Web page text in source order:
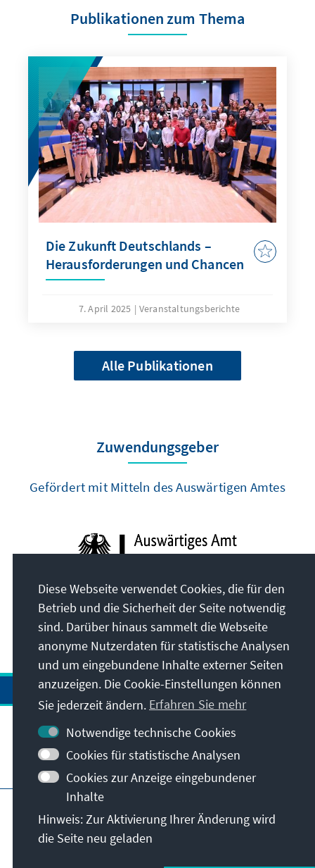
Publikationen zum Thema
Die Zukunft Deutschlands –
Herausforderungen und Chancen
7. April 2025 Veranstaltungsberichte
Alle Publikationen
Zuwendungsgeber
Gefördert mit Mitteln des Auswärtigen Amtes
Besuchen Sie auch
Impressum
Nutzungsbedingungen
Erklärung zur Barrierefreiheit
© Konrad-Adenauer-Stiftung e.V. 2026
Diese Webseite verwendet Cookies, die für den
Betrieb und die Sicherheit der Seite notwendig
sind. Darüber hinaus sammelt die Webseite
anonyme Nutzerdaten für statistische Analysen
und um eingebundene Inhalte externer Seiten
anzuzeigen. Die Cookie-Einstellungen können
Sie jederzeit ändern. Erfahren Sie mehr
Notwendige technische Cookies
Cookies für statistische Analysen
Cookies zur Anzeige eingebundener
Inhalte
Hinweis: Zur Aktivierung Ihrer Änderung wird
die Seite neu geladen